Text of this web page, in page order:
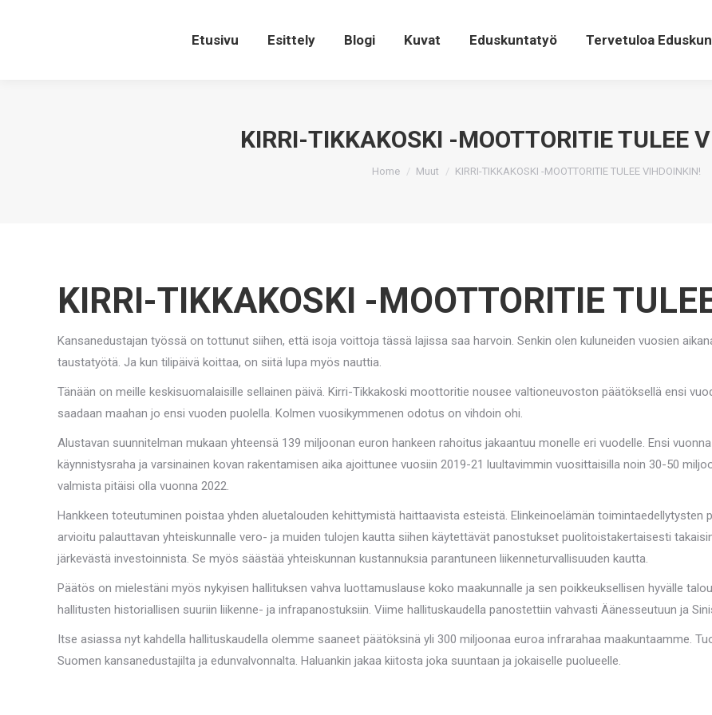
Etusivu Esittely Blogi Kuvat Eduskuntatyö Tervetuloa
KIRRI-TIKKAKOSKI -MOOTTORITIE TULEE
You are here:
Home Muut KIRRI-TIKKAKOSKI -MOOTTORITIE TULEE VIHDOINKIN!
KIRRI-TIKKAKOSKI -MOOTTORITIE
Kansanedustajan työssä on tottunut siihen, että isoja voittoja tässä lajissa saa harvoin. Senkin olen kuluneiden vuosien
taustatyötä. Ja kun tilipäivä koittaa, on siitä lupa myös nauttia.
Tänään on meille keskisuomalaisille sellainen päivä. Kirri-Tikkakoski moottoritie nousee valtioneuvoston päätöksellä ensi
saadaan maahan jo ensi vuoden puolella. Kolmen vuosikymmenen odotus on vihdoin ohi.
Alustavan suunnitelman mukaan yhteensä 139 miljoonan euron hankeen rahoitus jakaantuu monelle eri vuodelle. Ensi
käynnistysraha ja varsinainen kovan rakentamisen aika ajoittunee vuosiin 2019-21 luultavimmin vuosittaisilla noin 30-50
valmista pitäisi olla vuonna 2022.
Hankkeen toteutuminen poistaa yhden aluetalouden kehittymistä haittaavista esteistä. Elinkeinoelämän
arvioitu palauttavan yhteiskunnalle vero- ja muiden tulojen kautta siihen käytettävät panostukset puolitoistakertaisesti
järkevästä investoinnista. Se myös säästää yhteiskunnan kustannuksia parantuneen liikenneturvallisuuden kautta.
Päätös on mielestäni myös nykyisen hallituksen vahva luottamuslause koko maakunnalle ja sen poikkeuksellisen hyvälle
hallitusten historiallisen suuriin liikenne- ja infrapanostuksiin. Viime hallituskaudella panostettiin vahvasti Äänesseutuun ja
Itse asiassa nyt kahdella hallituskaudella olemme saaneet päätöksinä yli 300 miljoonaa euroa infrarahaa maakuntaamme.
Suomen kansanedustajilta ja edunvalvonnalta. Haluankin jakaa kiitosta joka suuntaan ja jokaiselle puolueelle.